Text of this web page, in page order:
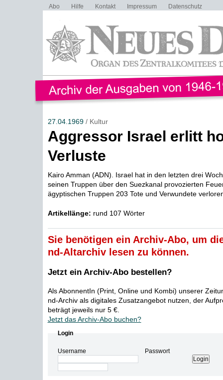
Abo Hilfe Kontakt Impressum Datenschutz
27.04.1969/ Kultur
Aggressor Israel erlitt
Verluste
Kairo Amman (ADN). Israel hat in den letzten drei
seinen Truppen über den Suezkanal provozierten
ägyptischen Truppen 203 Tote und Verwundete
Artikellänge: rund 107 Wörter
Sie benötigen ein Archiv-Abo, um
nd-Altarchiv lesen zu können.
Jetzt ein Archiv-Abo bestellen?
Als AbonnentIn (Print, Online und Kombi) unserer
nd-Archiv als digitales Zusatzangebot nutzen, der
beträgt jeweils nur 5 €.
Jetzt das Archiv-Abo buchen?
Login
Username Passwort